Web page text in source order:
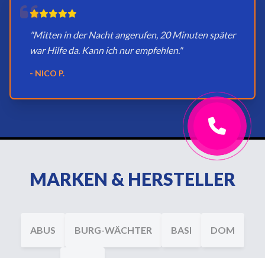
"Mitten in der Nacht angerufen, 20 Minuten später
war Hilfe da. Kann ich nur empfehlen."
- NICO P.
MARKEN & HERSTELLER
ABUS BURG-WÄCHTER BASI DOM